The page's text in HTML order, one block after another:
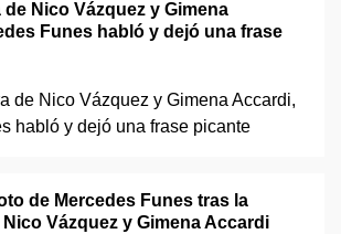
Nico Vázquez y Gimena
Funes habló y dejó una frase
de Mercedes Funes tras la
Vázquez y Gimena Accardi